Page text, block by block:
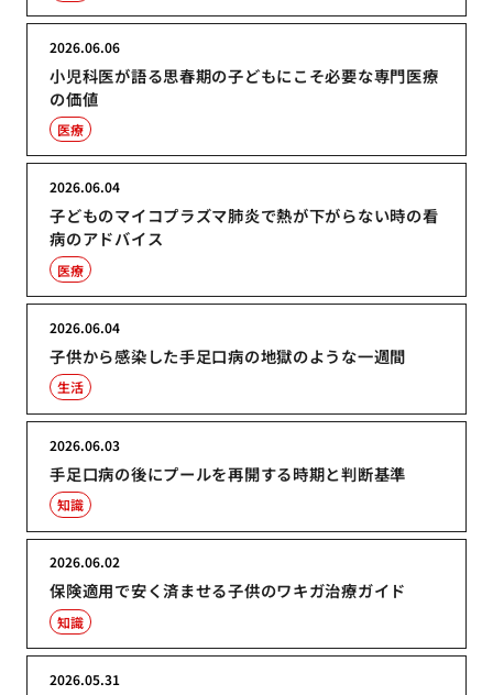
小児科医が語る思春期の子どもにこそ必要な専門医療
の価値
2026.06.06
医療
子どものマイコプラズマ肺炎で熱が下がらない時の看
病のアドバイス
2026.06.04
医療
子供から感染した手足口病の地獄のような一週間
2026.06.04
生活
手足口病の後にプールを再開する時期と判断基準
2026.06.03
知識
保険適用で安く済ませる子供のワキガ治療ガイド
2026.06.02
知識
2026.05.31